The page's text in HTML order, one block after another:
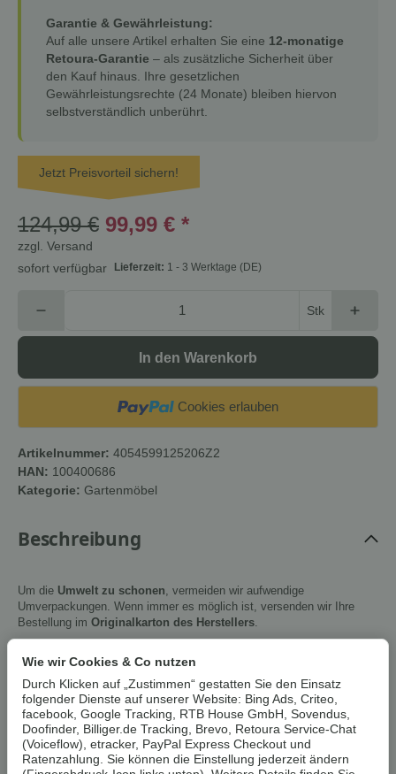
Garantie & Gewährleistung:
Auf alle unsere Artikel erhalten Sie eine 12-monatige
Retoura-Garantie – als zusätzliche Sicherheit über
den Kauf hinaus. Ihre gesetzlichen
Gewährleistungsrechte (24 Monate) bleiben hiervon
selbstverständlich unberührt.
Jetzt Preisvorteil sichern!
124,99 € 99,99 € *
zzgl. Versand
sofort verfügbar
Lieferzeit: 1 - 3 Werktage (DE)
Stk
In den Warenkorb
Cookies erlauben
Artikelnummer: 4054599125206Z2
HAN: 100400686
Kategorie: Gartenmöbel
Beschreibung
Um die Umwelt zu schonen, vermeiden wir aufwendige
Umverpackungen. Wenn immer es möglich ist, versenden wir Ihre
Bestellung im Originalkarton des Herstellers.
LIVARNO® Alu-
Gartentisch »Houston /
Toronto«,120-180 x 89 x 75 cm
Erlebe unvergessliche Momente im Freien mit dem
Wie wir Cookies & Co nutzen
Durch Klicken auf „Zustimmen“ gestatten Sie den Einsatz
folgender Dienste auf unserer Website: Bing Ads, Criteo,
facebook, Google Tracking, RTB House GmbH, Sovendus,
Doofinder, Billiger.de Tracking, Brevo, Retoura Service-Chat
(Voiceflow), etracker, PayPal Express Checkout und
Ratenzahlung. Sie können die Einstellung jederzeit ändern